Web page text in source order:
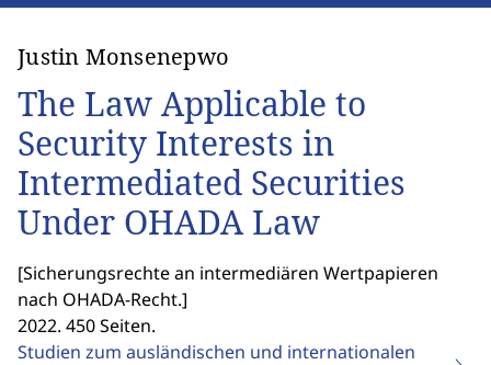
Justin Monsenepwo
The Law Applicable to
Security Interests in
Intermediated Securities
Under OHADA Law
[Sicherungsrechte an intermediären Wertpapieren
nach OHADA-Recht.]
2022. 450 Seiten.
Studien zum ausländischen und internationalen